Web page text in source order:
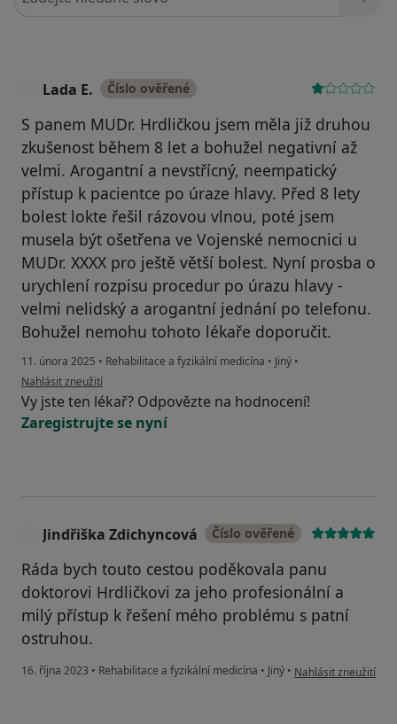
Lada E. Číslo ověřené
S panem MUDr. Hrdličkou jsem měla již druhou
zkušenost během 8 let a bohužel negativní až
velmi. Arogantní a nevstřícný, neempatický
přístup k pacientce po úraze hlavy. Před 8 lety
bolest lokte řešil rázovou vlnou, poté jsem
musela být ošetřena ve Vojenské nemocnici u
MUDr. XXXX pro ještě větší bolest. Nyní prosba o
urychlení rozpisu procedur po úrazu hlavy -
velmi nelidský a arogantní jednání po telefonu.
Bohužel nemohu tohoto lékaře doporučit.
11. února 2025 • Rehabilitace a fyzikální medicína • Jiný •
podle názoru uživatele Lada E.
Nahlásit zneužití
Vy jste ten lékař? Odpovězte na hodnocení!
Zaregistrujte se nyní
Jindřiška Zdichyncová Číslo ověřené
Ráda bych touto cestou poděkovala panu
doktorovi Hrdličkovi za jeho profesionální a
milý přístup k řešení mého problému s patní
ostruhou.
16. října 2023 • Rehabilitace a fyzikální medicína • Jiný • podle názoru
Nahlásit zneužití